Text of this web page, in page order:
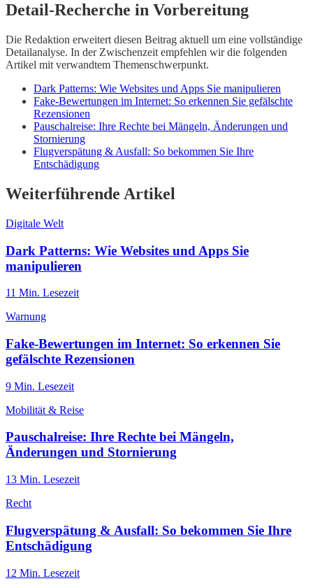
Detail-Recherche in Vorbereitung
Die Redaktion erweitert diesen Beitrag aktuell um eine vollständige
Detailanalyse. In der Zwischenzeit empfehlen wir die folgenden
Artikel mit verwandtem Themenschwerpunkt.
Dark Patterns: Wie Websites und Apps Sie manipulieren
Fake-Bewertungen im Internet: So erkennen Sie gefälschte
Rezensionen
Pauschalreise: Ihre Rechte bei Mängeln, Änderungen und
Stornierung
Flugverspätung & Ausfall: So bekommen Sie Ihre
Entschädigung
Weiterführende Artikel
Digitale Welt
Dark Patterns: Wie Websites und Apps Sie
manipulieren
11 Min. Lesezeit
Warnung
Fake-Bewertungen im Internet: So erkennen Sie
gefälschte Rezensionen
9 Min. Lesezeit
Mobilität & Reise
Pauschalreise: Ihre Rechte bei Mängeln,
Änderungen und Stornierung
13 Min. Lesezeit
Recht
Flugverspätung & Ausfall: So bekommen Sie Ihre
Entschädigung
12 Min. Lesezeit